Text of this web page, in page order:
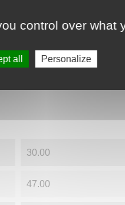
30.00
47.00
control over what
all Personalize